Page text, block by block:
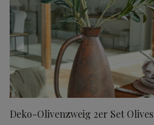
Deko-Olivenzweig 2er Set Olives